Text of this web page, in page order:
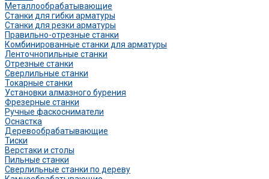
Металлообрабатывающие
Станки для гибки арматуры
Станки для резки арматуры
Правильно-отрезные станки
Комбинированные станки для арматуры
Ленточнопильные станки
Отрезные станки
Сверлильные станки
Токарные станки
Установки алмазного бурения
Фрезерные станки
Ручные фаскосниматели
Оснастка
Деревообрабатывающие
Тиски
Верстаки и столы
Пильные станки
Сверлильные станки по дереву